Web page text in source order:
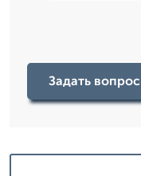
Задать вопрос